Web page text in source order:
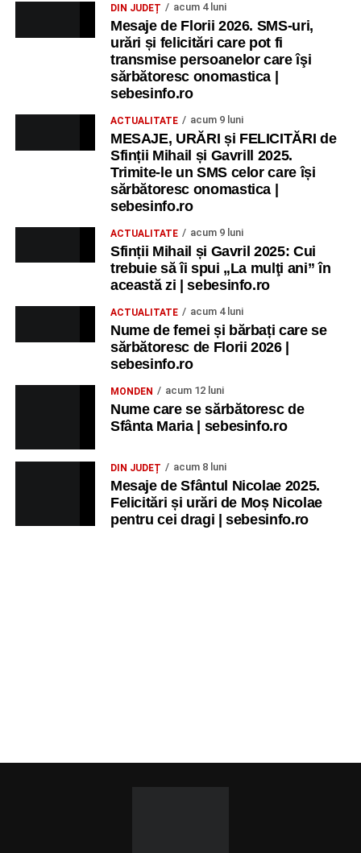
DIN JUDEȚ acum 4 luni
Mesaje de Florii 2026. SMS-uri,
urări și felicitări care pot fi
transmise persoanelor care îşi
sărbătoresc onomastica |
sebesinfo.ro
ACTUALITATE acum 9 luni
MESAJE, URĂRI și FELICITĂRI de
Sfinții Mihail și Gavrill 2025.
Trimite-le un SMS celor care își
sărbătoresc onomastica |
sebesinfo.ro
ACTUALITATE acum 9 luni
Sfinții Mihail și Gavril 2025: Cui
trebuie să îi spui „La mulţi ani” în
această zi | sebesinfo.ro
ACTUALITATE acum 4 luni
Nume de femei și bărbați care se
sărbătoresc de Florii 2026 |
sebesinfo.ro
MONDEN acum 12 luni
Nume care se sărbătoresc de
Sfânta Maria | sebesinfo.ro
DIN JUDEȚ acum 8 luni
Mesaje de Sfântul Nicolae 2025.
Felicitări și urări de Moș Nicolae
pentru cei dragi | sebesinfo.ro